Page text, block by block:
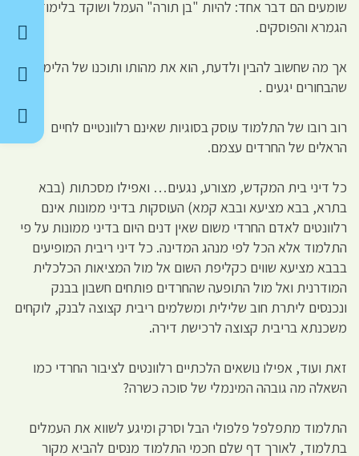
שומעים הם דבר אחד: להיות "בן תורה" העמל ושוקד בלימוד
הגמרא והפוסקים.
אך מה שחשוב להבין ולדעת, הוא את מהותו ותוכנו של הלימוד
שהבחורים יגעים .
רוב רובו של התלמוד עוסק בסוגיות שאינם רלוונטיים לחיים
הראלים של החרדים עצמם.
כל דיני בית המקדש, מצורע, נגעים… ואפילו מסכתות (בבא
בתרא, בבא מציעא ובבא קמא) העוסקות בדיני ממונות אינם
רלוונטים לאדם החרדי משום שאין דנים היום בדיני ממונות על פי
התלמוד אלא הכל לפי מנהג המדינה. כל דיני ריבית המופיעים
בבבא מציעא שווים כקליפת השום אל מול המציאות הכלכלית
המודרנית ואל מול התופעה שהחרדים פותחים חשבון בבנק
ונכנסים ליתרת חוב שלילית ומשלמים ריבית קצוצה לבנק, לוקחים
משכנתא בריבית קצוצה לרכישת דירה.
זאת ועוד, אפילו נושאים הלכתיים רלוונטים לציבור החרדי כמו
השאלה מה גובהה המינמלי של סוכה כשרה?
התלמוד מתפלפל פלפולי הבל וסרק ומיגע לשווא את העמלים
בתלמוד, לאורך דף שלם חכמי התלמוד מנסים להביא מקור